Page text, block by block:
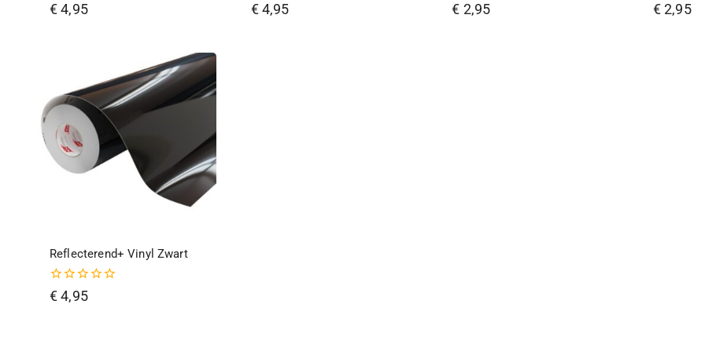
0
van
€4,95
0
van
€4,95
5.00
van de 5
€ 2,95
5.00
van de 5
€2,95
Reflecterend+ Vinyl Zwart
0
van
€4,95